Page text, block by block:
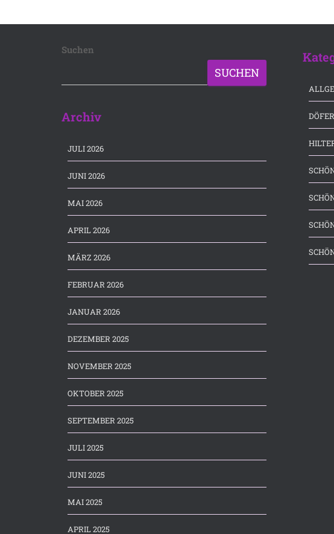
Suchen
SUCHEN
Archiv
JULI 2026
JUNI 2026
MAI 2026
APRIL 2026
MÄRZ 2026
FEBRUAR 2026
JANUAR 2026
DEZEMBER 2025
NOVEMBER 2025
OKTOBER 2025
SEPTEMBER 2025
JULI 2025
JUNI 2025
MAI 2025
APRIL 2025